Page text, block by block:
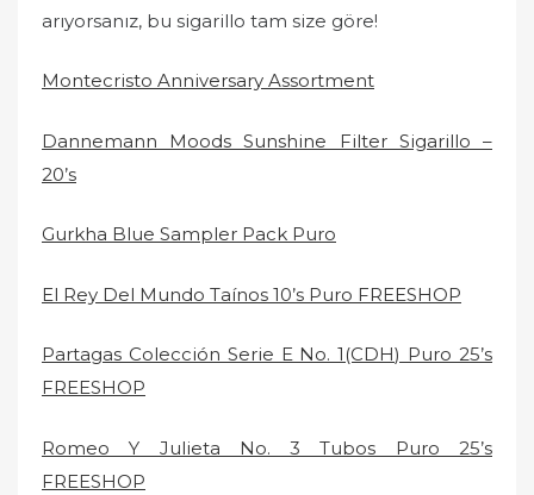
arıyorsanız, bu sigarillo tam size göre!
Montecristo Anniversary Assortment
Dannemann Moods Sunshine Filter Sigarillo –
20’s
Gurkha Blue Sampler Pack Puro
El Rey Del Mundo Taínos 10’s Puro FREESHOP
Partagas Colección Serie E No. 1(CDH) Puro 25’s
FREESHOP
Romeo Y Julieta No. 3 Tubos Puro 25’s
FREESHOP